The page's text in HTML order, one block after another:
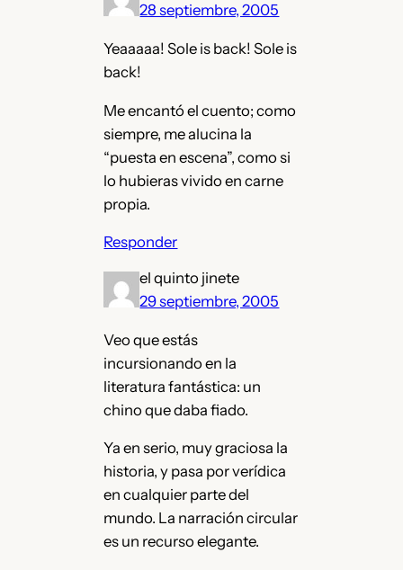
28 septiembre, 2005
Yeaaaaa! Sole is back! Sole is
back!
Me encantó el cuento; como
siempre, me alucina la
“puesta en escena”, como si
lo hubieras vivido en carne
propia.
Responder
el quinto jinete
29 septiembre, 2005
Veo que estás
incursionando en la
literatura fantástica: un
chino que daba fiado.
Ya en serio, muy graciosa la
historia, y pasa por verídica
en cualquier parte del
mundo. La narración circular
es un recurso elegante.